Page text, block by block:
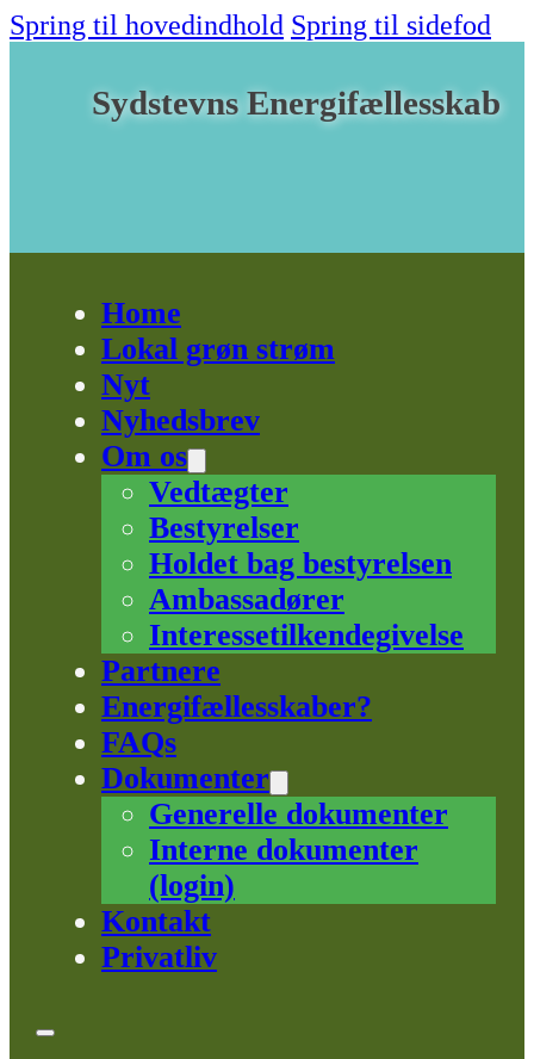
Spring til hovedindhold Spring til sidefod
Sydstevns Energifællesskab
Home
Lokal grøn strøm
Nyt
Nyhedsbrev
Om os
Vedtægter
Bestyrelser
Holdet bag bestyrelsen
Ambassadører
Interessetilkendegivelse
Partnere
Energifællesskaber?
FAQs
Dokumenter
Generelle dokumenter
Interne dokumenter
(login)
Kontakt
Privatliv